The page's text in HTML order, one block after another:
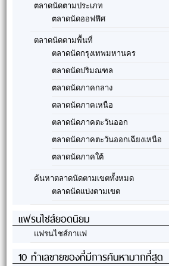
ตลาดนัดตามประเภท
ตลาดนัดออฟฟิศ
ตลาดนัดตามพื้นที่
ตลาดนัดกรุงเทพมหานคร
ตลาดนัดปริมณฑล
ตลาดนัดภาคกลาง
ตลาดนัดภาคเหนือ
ตลาดนัดภาคตะวันออก
ตลาดนัดภาคตะวันออกเฉียงเหนือ
ตลาดนัดภาคใต้
ค้นหาตลาดนัดตามเขตทั้งหมด
ตลาดนัดแบ่งตามเขต
แฟรนไชส์ยอดนิยม
แฟรนไชส์กาแฟ
10 ทำเลขายของที่มีการค้นหามากที่สุด